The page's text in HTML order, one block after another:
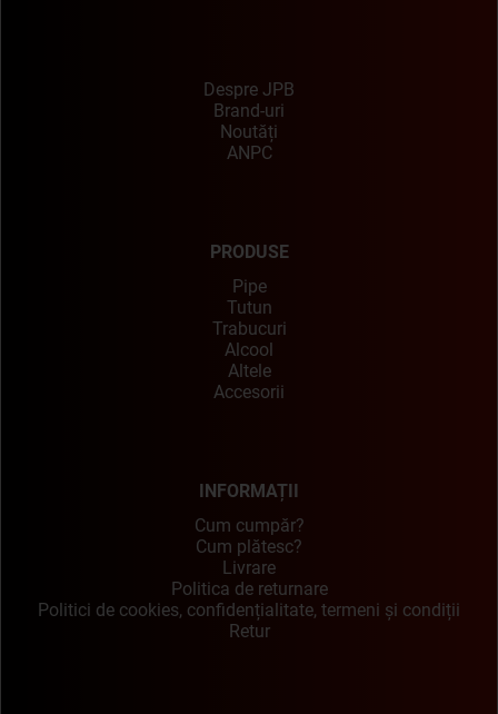
Despre JPB
Brand-uri
Noutăți
ANPC
PRODUSE
Pipe
Tutun
Trabucuri
Alcool
Altele
Accesorii
INFORMAȚII
Cum cumpăr?
Cum plătesc?
Livrare
Politica de returnare
Politici de cookies, confidențialitate, termeni și condiții
Retur